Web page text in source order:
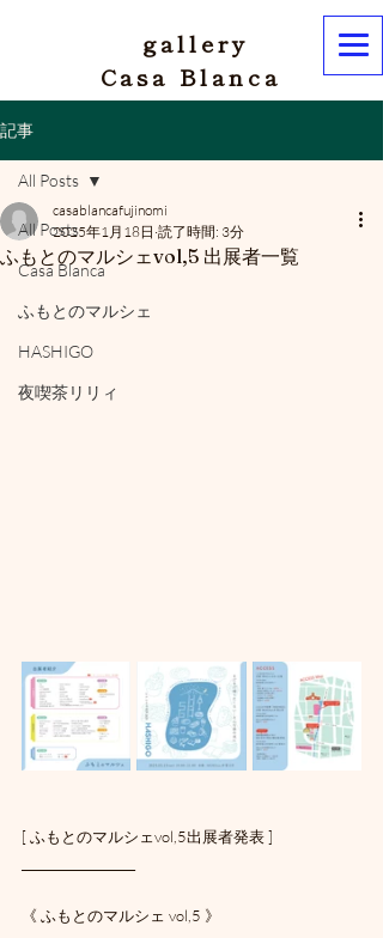
gallery
Casa Blanca
記事
All Posts
Casa Blanca
ふもとのマルシェ
HASHIGO
夜喫茶リリィ
All Posts
ふもとのマルシェvol,5 出展者一覧
casablancafujinomi
2025年1月18日 読了時間: 3分
[ ふもとのマルシェvol,5出展者発表 ]
《 ふもとのマルシェ vol,5 》